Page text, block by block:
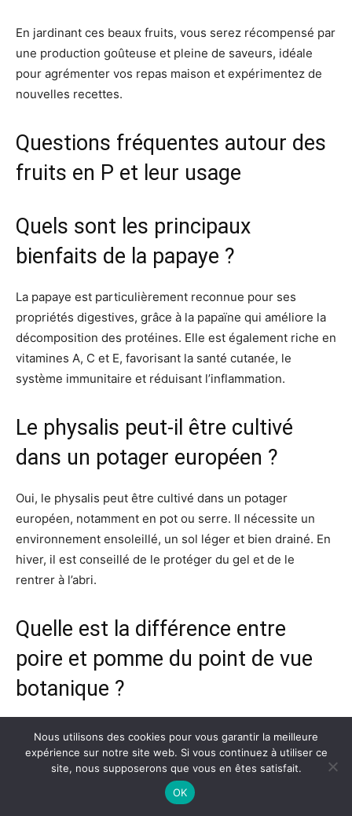
En jardinant ces beaux fruits, vous serez récompensé par
une production goûteuse et pleine de saveurs, idéale
pour agrémenter vos repas maison et expérimentez de
nouvelles recettes.
Questions fréquentes autour des
fruits en P et leur usage
Quels sont les principaux
bienfaits de la papaye ?
La papaye est particulièrement reconnue pour ses
propriétés digestives, grâce à la papaïne qui améliore la
décomposition des protéines. Elle est également riche en
vitamines A, C et E, favorisant la santé cutanée, le
système immunitaire et réduisant l’inflammation.
Le physalis peut-il être cultivé
dans un potager européen ?
Oui, le physalis peut être cultivé dans un potager
européen, notamment en pot ou serre. Il nécessite un
environnement ensoleillé, un sol léger et bien drainé. En
hiver, il est conseillé de le protéger du gel et de le
rentrer à l’abri.
Quelle est la différence entre
poire et pomme du point de vue
botanique ?
des fruits issus de la famille des Rosacées et du genre
pour la poire,Maluspour la pomme. Elles ont des
différences d’aspect, de texture et de saveur, et se
Nous utilisons des cookies pour vous garantir la meilleure
expérience sur notre site web. Si vous continuez à utiliser ce
site, nous supposerons que vous en êtes satisfait.
OK